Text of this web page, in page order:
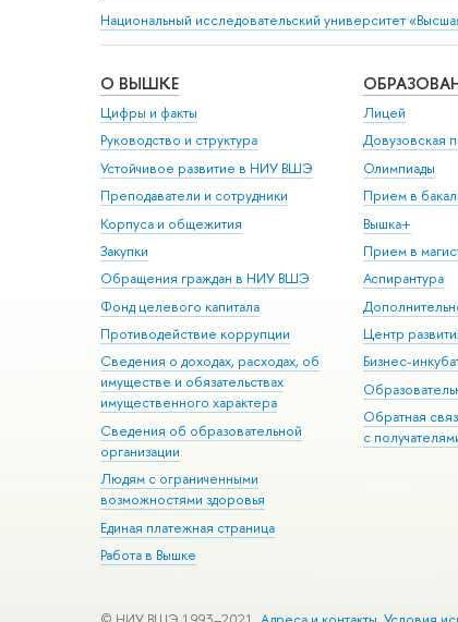
Национальный исследовательский университет
О ВЫШКЕ
Цифры и факты
Руководство и структура
Устойчивое развитие в НИУ ВШЭ
Преподаватели и сотрудники
Корпуса и общежития
Закупки
Обращения граждан в НИУ ВШЭ
Фонд целевого капитала
Противодействие коррупции
Сведения о доходах, расходах, об
имуществе и обязательствах
имущественного характера
Сведения об образовательной
организации
Людям с ограниченными
возможностями здоровья
Единая платежная страница
Работа в Вышке
Лицей
Довузовская
Олимпиады
Прием в
Вышка+
Прием в
Аспирантура
Центр
Бизнес-
Обратная
с